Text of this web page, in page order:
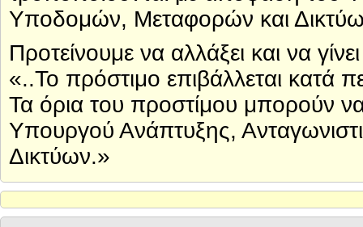
Υποδομών, Μεταφορών και
Προτείνουμε να αλλάξει και να γίνει
«..Το πρόστιμο επιβάλλεται
Τα όρια του προστίμου μπορούν
Υπουργού Ανάπτυξης,
Δικτύων.»